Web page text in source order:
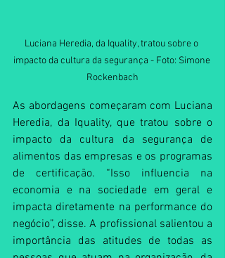
Luciana Heredia, da Iquality, tratou sobre o
impacto da cultura da segurança - Foto: Simone
Rockenbach
As abordagens começaram com Luciana
Heredia, da Iquality, que tratou sobre o
impacto da cultura da segurança de
alimentos das empresas e os programas
de certificação. “Isso influencia na
economia e na sociedade em geral e
impacta diretamente na performance do
negócio”, disse. A profissional salientou a
importância das atitudes de todas as